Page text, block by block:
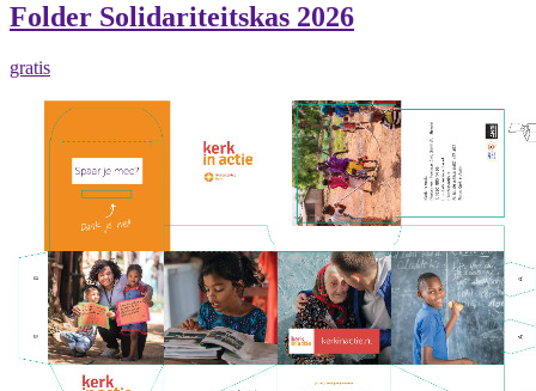
Folder Solidariteitskas 2026
gratis